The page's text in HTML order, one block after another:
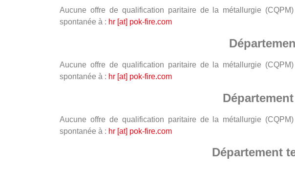
Aucune offre de qualification paritaire de la métallurgie
spontanée à : hr [at] pok-fire.com
Aucune offre de qualification paritaire de la métallurgie
spontanée à : hr [at] pok-fire.com
Aucune offre de qualification paritaire de la métallurgie
spontanée à : hr [at] pok-fire.com
Département